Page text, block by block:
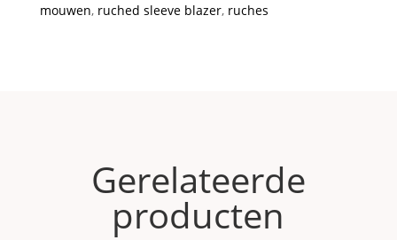
mouwen, ruched sleeve blazer, ruches
Gerelateerde
producten